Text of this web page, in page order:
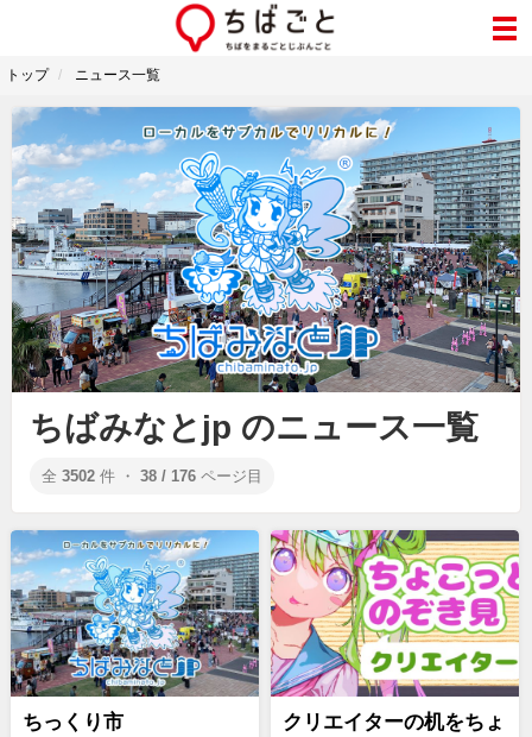
トップ ニュース一覧
ちばみなとjp のニュース一覧
全 3502 件 ・ 38 / 176 ページ目
ちっくり市
クリエイターの机をちょ